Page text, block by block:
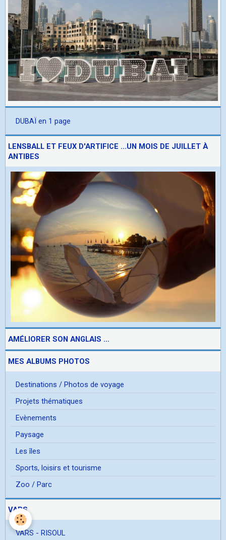
DUBAÏ en 1 page
LENSBALL ET FEUX D'ARTIFICE ...UN MOIS DE JUILLET À
ANTIBES
AMÉLIORER SON ANGLAIS ...
MES ALBUMS PHOTOS
Destinations / Photos de voyage
Projets thématiques
Evènements
Paysage
Les îles
Sports, loisirs et tourisme
Zoo / Parc
VARS
VARS - RISOUL